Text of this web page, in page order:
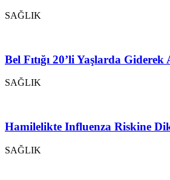
SAĞLIK
Bel Fıtığı 20’li Yaşlarda Giderek
SAĞLIK
Hamilelikte Influenza Riskine
SAĞLIK